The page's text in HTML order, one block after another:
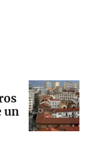
un